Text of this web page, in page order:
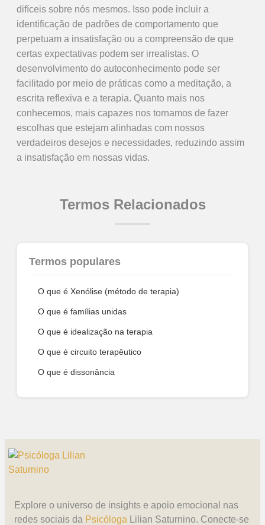
difíceis sobre nós mesmos. Isso pode incluir a
identificação de padrões de comportamento que
perpetuam a insatisfação ou a compreensão de que
certas expectativas podem ser irrealistas. O
desenvolvimento do autoconhecimento pode ser
facilitado por meio de práticas como a meditação, a
escrita reflexiva e a terapia. Quanto mais nos
conhecemos, mais capazes nos tornamos de fazer
escolhas que estejam alinhadas com nossos
verdadeiros desejos e necessidades, reduzindo assim
a insatisfação em nossas vidas.
Termos Relacionados
Termos populares
O que é Xenólise (método de terapia)
O que é famílias unidas
O que é idealização na terapia
O que é circuito terapêutico
O que é dissonância
Explore o universo de insights e apoio emocional nas
redes sociais da Psicóloga Lilian Saturnino. Conecte-se